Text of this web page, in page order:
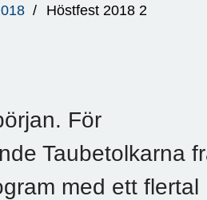
Höstfest 2018 2
För
Taubetolkarna
med ett flertal